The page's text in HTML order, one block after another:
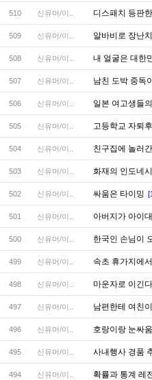
510 신유머/이.. 디스패치 등판
509 신유머/이.. 알바비로 장난
508 신유머/이.. 내 얼굴은 대한
507 신유머/이.. 남친 도박 중독
506 신유머/이.. 일본 여고생들
505 신유머/이.. 고등학교 자퇴
504 신유머/이.. 친구집에 놀러
503 신유머/이.. 화재의 인도네
502 신유머/이.. 싸움은 타이밍
501 신유머/이.. 아버지가 아이
500 신유머/이.. 한국인 손님이
499 신유머/이.. 속초 휴가지에
498 신유머/이.. 마운자로 이긴
497 신유머/이.. 남편한테 여친
496 신유머/이.. 호랑이랑 눈싸
495 신유머/이.. 사내행사 경품
494 신유머/이.. 확률과 통계 레